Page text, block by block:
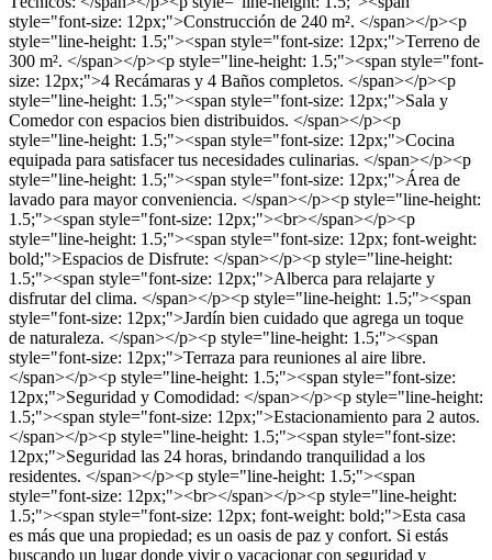
style="font-size: 12px;">Construcción de 240 m². </span></p><p
style="line-height: 1.5;"><span style="font-size: 12px;">Terreno de
300 m². </span></p><p style="line-height: 1.5;"><span style="font-
size: 12px;">4 Recámaras y 4 Baños completos. </span></p><p
style="line-height: 1.5;"><span style="font-size: 12px;">Sala y
Comedor con espacios bien distribuidos. </span></p><p
style="line-height: 1.5;"><span style="font-size: 12px;">Cocina
equipada para satisfacer tus necesidades culinarias. </span></p><p
style="line-height: 1.5;"><span style="font-size: 12px;">Área de
lavado para mayor conveniencia. </span></p><p style="line-height:
1.5;"><span style="font-size: 12px;"><br></span></p><p
style="line-height: 1.5;"><span style="font-size: 12px; font-weight:
bold;">Espacios de Disfrute: </span></p><p style="line-height:
1.5;"><span style="font-size: 12px;">Alberca para relajarte y
disfrutar del clima. </span></p><p style="line-height: 1.5;"><span
style="font-size: 12px;">Jardín bien cuidado que agrega un toque
de naturaleza. </span></p><p style="line-height: 1.5;"><span
style="font-size: 12px;">Terraza para reuniones al aire libre.
</span></p><p style="line-height: 1.5;"><span style="font-size:
12px;">Seguridad y Comodidad: </span></p><p style="line-height:
1.5;"><span style="font-size: 12px;">Estacionamiento para 2 autos.
</span></p><p style="line-height: 1.5;"><span style="font-size:
12px;">Seguridad las 24 horas, brindando tranquilidad a los
residentes. </span></p><p style="line-height: 1.5;"><span
style="font-size: 12px;"><br></span></p><p style="line-height:
1.5;"><span style="font-size: 12px; font-weight: bold;">Esta casa
es más que una propiedad; es un oasis de paz y confort. Si estás
buscando un lugar donde vivir o vacacionar con seguridad y